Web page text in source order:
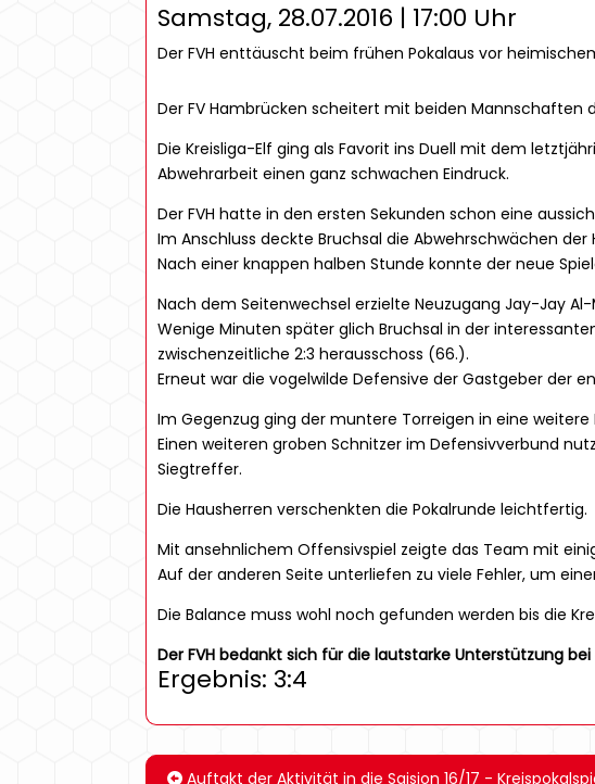
Samstag, 28.07.2016 | 17:00 Uhr
Der FVH enttäuscht beim frühen Pokalaus vor
Der FV Hambrücken scheitert mit beiden Mannschaften
Die Kreisliga-Elf ging als Favorit ins Duell mit dem
Abwehrarbeit einen ganz schwachen Eindruck.
Der FVH hatte in den ersten Sekunden schon eine
Im Anschluss deckte Bruchsal die Abwehrschwächen der
Nach einer knappen halben Stunde konnte der neue
Nach dem Seitenwechsel erzielte Neuzugang Jay-Jay
Wenige Minuten später glich Bruchsal in der
zwischenzeitliche 2:3 herausschoss (66.).
Erneut war die vogelwilde Defensive der Gastgeber der
Im Gegenzug ging der muntere Torreigen in eine
Einen weiteren groben Schnitzer im Defensivverbund
Siegtreffer.
Die Hausherren verschenkten die Pokalrunde leichtfertig.
Mit ansehnlichem Offensivspiel zeigte das Team mit
Auf der anderen Seite unterliefen zu viele Fehler, um
Die Balance muss wohl noch gefunden werden bis die
Der FVH bedankt sich für die lautstarke Unterstützung
Ergebnis: 3:4
Auftakt der Aktivität in die Saision 16/17 -